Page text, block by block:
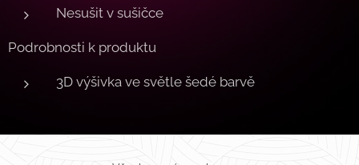
Nesušit v sušičce
Podrobnosti k produktu
3D výšivka ve světle šedé barvě